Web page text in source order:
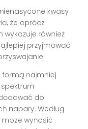
kwasy
że oprócz
wykazuje również
przyjmować
formą najmniej
do
napary. Według
może wynosić